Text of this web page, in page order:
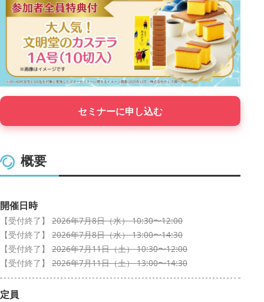
セミナーに申し込む
概要
開催日時
【受付終了】 2026年7月8日（水） 10:30〜12:00
【受付終了】 2026年7月8日（水） 13:00〜14:30
【受付終了】 2026年7月11日（土） 10:30〜12:00
【受付終了】 2026年7月11日（土） 13:00〜14:30
定員